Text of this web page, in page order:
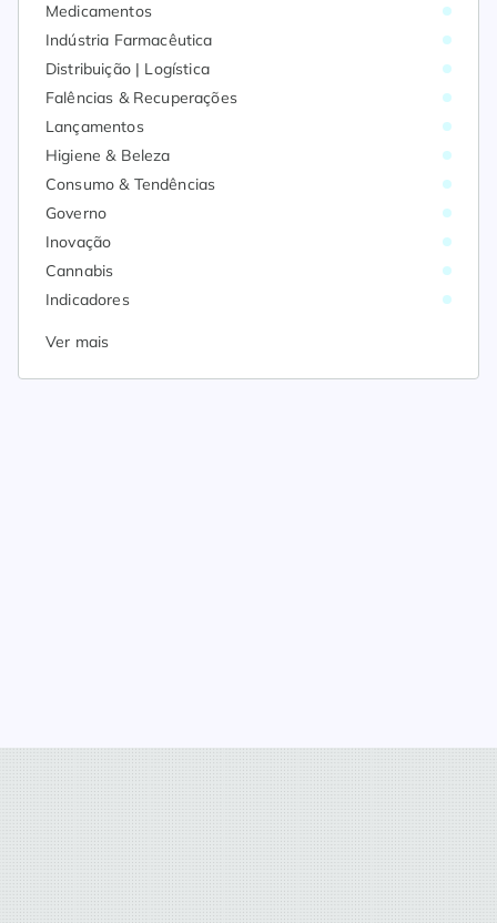
Medicamentos
Indústria Farmacêutica
Distribuição | Logística
Falências & Recuperações
Lançamentos
Higiene & Beleza
Consumo & Tendências
Governo
Inovação
Cannabis
Indicadores
Ver mais